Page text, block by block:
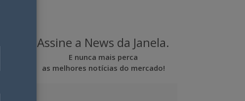
Assine a News da Janela.
E nunca mais perca
as melhores notícias do mercado!